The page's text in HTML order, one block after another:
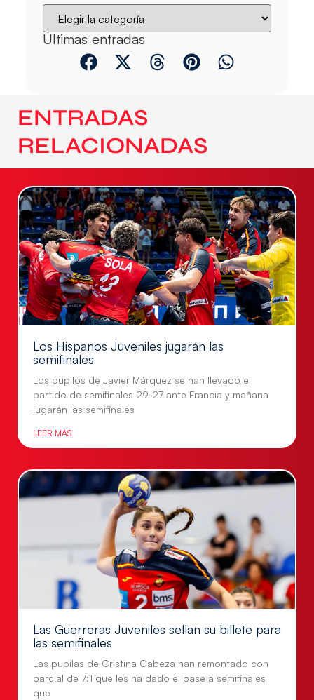
Últimas entradas
ENTRADAS
RELACIONADAS
Los Hispanos Juveniles jugarán las
semifinales
Los pupilos de Javier Márquez se han llevado el
partido de semifinales 29-27 ante Francia y mañana
jugarán las semifinales
LEER MÁS
Las Guerreras Juveniles sellan su billete para
las semifinales
Las pupilas de Cristina Cabeza han remontado con
parcial de 7:1 que les ha dado el pase a semifinales
que